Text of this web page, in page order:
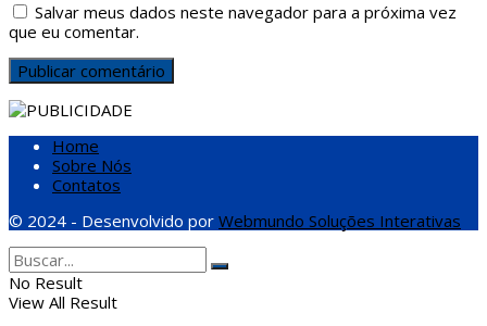
Salvar meus dados neste navegador para a próxima vez
que eu comentar.
Home
Sobre Nós
Contatos
© 2024 - Desenvolvido por Webmundo Soluções Interativas
No Result
View All Result